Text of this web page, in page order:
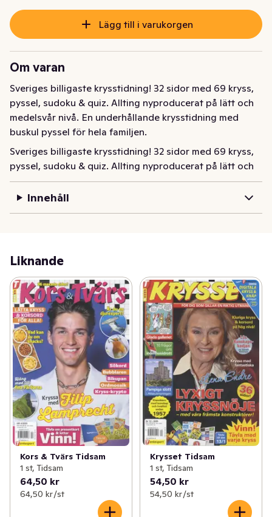
Lägg till i varukorgen
Om varan
Sveriges billigaste krysstidning! 32 sidor med 69 kryss,
pyssel, sudoku & quiz. Allting nyproducerat på lätt och
medelsvår nivå. En underhållande krysstidning med
buskul pyssel för hela familjen.
Sveriges billigaste krysstidning! 32 sidor med 69 kryss,
pyssel, sudoku & quiz. Allting nyproducerat på lätt och
medelsvår nivå. En underhållande krysstidning med
buskul pyssel för hela familjen.
Innehåll
Liknande
Kors & Tvärs Tidsam
1 st, Tidsam
64,50 kr
64,50 kr /st
Krysset Tidsam
1 st, Tidsam
54,50 kr
54,50 kr /st